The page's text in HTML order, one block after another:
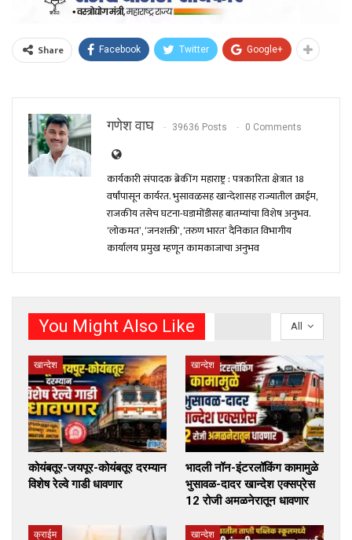
Share Facebook Twitter Google+
गणेश वाघ 39636 Posts 0 Comments
कार्यकारी संपादक ब्रेकींग महाराष्ट्र : पत्रकारिता क्षेत्रात 18
वर्षांपासून कार्यरत. भुसावळसह खान्देशासह राज्यातील क्राईम,
राजकीय तसेच घटना-घडामोंडीसह बातम्यांचा विशेष अनुभव.
‘लोकमत’, ‘जनशक्ती’, ‘तरुण भारत’ दैनिकात विभागीय
कार्यालय प्रमुख म्हणून कामकाजाचा अनुभव
All
You Might Also Like
खान्देश
कोयंबतूर-जयपूर-कोयंबतूर दरम्यान
विशेष रेल्वे गाडी धावणार
खान्देश
भादली नॉन-इंटरलॉकिंग कामामुळे
भुसावळ-दादर खान्देश एक्सप्रेस
12 रोजी अमळनेरातून धावणार
क्राईम खान्देश